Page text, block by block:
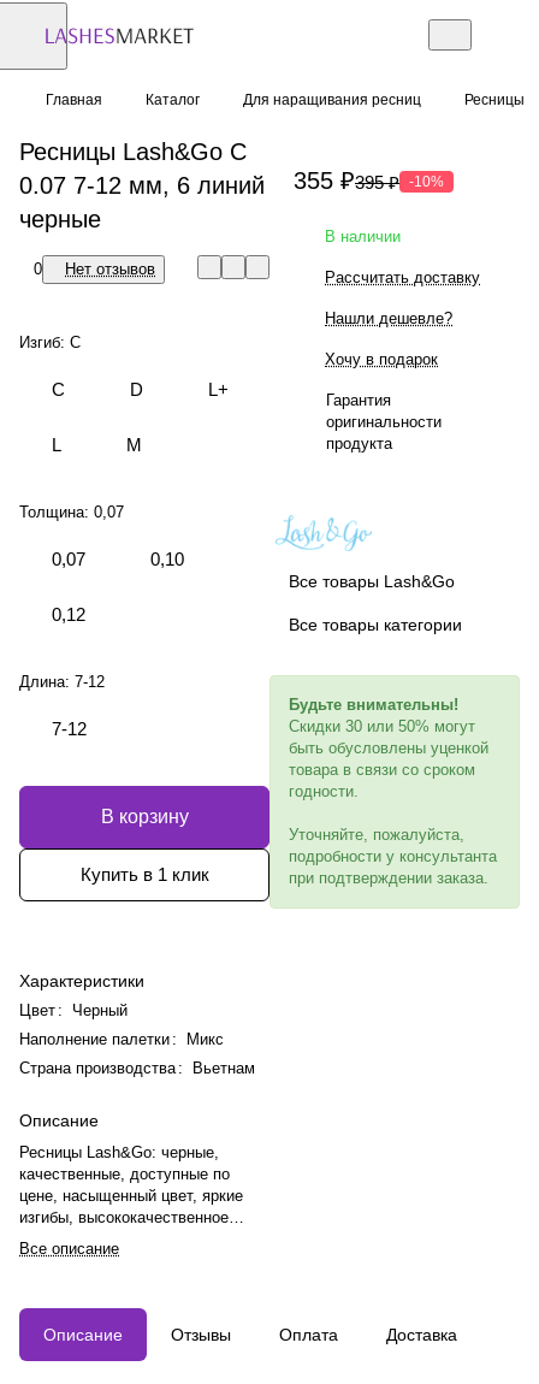
Главная Каталог Для наращивания ресниц Ресницы
Ресницы Lash&Go C
0.07 7-12 мм, 6 линий
черные
0 Нет отзывов
Изгиб: C
C D L+
L M
Толщина: 0,07
0,07 0,10
0,12
Длина: 7-12
7-12
В корзину
Купить в 1 клик
Характеристики
Цвет :
Черный
Наполнение палетки :
Микс
Страна производства : Вьетнам
Описание
Ресницы Lash&Go: черные,
качественные, доступные по
цене, насыщенный цвет, яркие
изгибы, высококачественное
волокно, удобная клейкая лента.
Палетки: 6 и 16 линий, 12 длин
Все описание
355 ₽395 ₽ -10%
В наличии
Рассчитать доставку
Нашли дешевле?
Хочу в подарок
Гарантия
оригинальности
продукта
Все товары Lash&Go
Все товары категории
Будьте внимательны!
Скидки 30 или 50% могут
быть обусловлены уценкой
товара в связи со сроком
годности.
Уточняйте, пожалуйста,
подробности у консультанта
при подтверждении заказа.
Описание Отзывы Оплата Доставка